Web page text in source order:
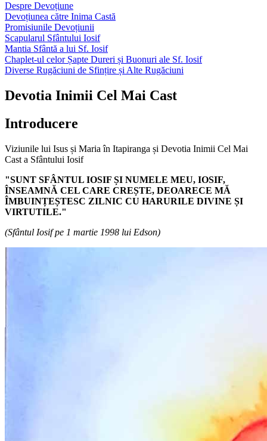
Despre Devoțiune
Devoțiunea către Inima Castă
Promisiunile Devoțiunii
Scapularul Sfântului Iosif
Mantia Sfântă a lui Sf. Iosif
Chaplet-ul celor Șapte Dureri și Buonuri ale Sf. Iosif
Diverse Rugăciuni de Sfințire și Alte Rugăciuni
Devotia Inimii Cel Mai Cast
Introducere
Viziunile lui Isus și Maria în Itapiranga și Devotia Inimii Cel Mai
Cast a Sfântului Iosif
"SUNT SFÂNTUL IOSIF ȘI NUMELE MEU, IOSIF,
ÎNSEAMNĂ CEL CARE CREȘTE, DEOARECE MĂ
ÎMBUINȚEȘTESC ZILNIC CU HARURILE DIVINE ȘI
VIRTUTILE."
(Sfântul Iosif pe 1 martie 1998 lui Edson)